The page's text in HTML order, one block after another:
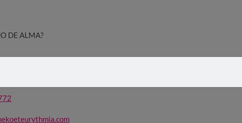
DE ALMA?